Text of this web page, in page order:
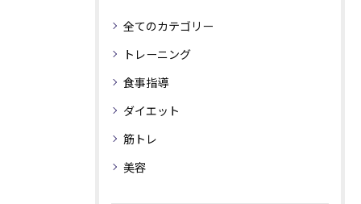
全てのカテゴリー
トレーニング
食事指導
ダイエット
筋トレ
美容